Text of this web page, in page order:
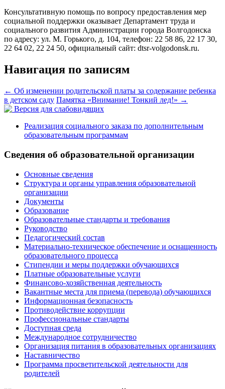
Консультативную помощь по вопросу предоставления мер
социальной поддержки оказывает Департамент труда и
социального развития Администрации города Волгодонска
по адресу: ул. М. Горького, д. 104, телефон: 22 58 86, 22 17 30,
22 64 02, 22 24 50, официальный сайт: dtsr-volgodonsk.ru.
Навигация по записям
← Об изменении родительской платы за содержание ребенка
в детском саду Памятка «Внимание! Тонкий лед!» →
Версия для слабовидящих
Реализация социального заказа по дополнительным
образовательным программам
Сведения об образовательной организации
Основные сведения
Структура и органы управления образовательной
организации
Документы
Образование
Образовательные стандарты и требования
Руководство
Педагогический состав
Материально-техническое обеспечение и оснащенность
образовательного процесса
Стипендии и меры поддержки обучающихся
Платные образовательные услуги
Финансово-хозяйственная деятельность
Вакантные места для приема (перевода) обучающихся
Информационная безопасность
Противодействие коррупции
Профессиональные стандарты
Доступная среда
Международное сотрудничество
Организация питания в образовательных организациях
Наставничество
Программа просветительской деятельности для
родителей